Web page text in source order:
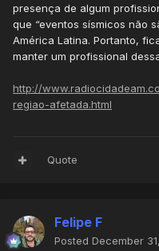
presença de algum
que “eventos sísmicos não
América Latina. Portanto,
manter um profissional
http://
regiao-afetada.html
Quote
Felipe F
Posted December